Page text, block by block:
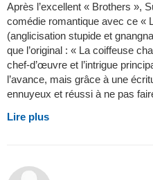
Après l’excellent « Brothers »,
comédie romantique avec ce «
(anglicisation stupide et
que l’original : « La coiffeuse
chef-d’œuvre et l’intrigue
l’avance, mais grâce à une
ennuyeux et réussi à ne pas
Lire plus